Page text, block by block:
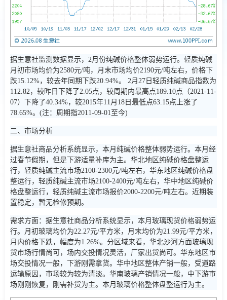
据生意社监测数据显示，2月份纯碱价格整体弱势运行。轻质纯碱
月初市场均价为2580元/吨，月末市场均价2190元/吨左右，价格下
跌15.12%，较去年同期下跌20.94%。 2月27日轻质纯碱商品指数为
112.82，较昨日下降了2.05点，较周期内最高点189.10点（2021-11-
07）下降了40.34%，较2015年11月18日最低点63.15点上涨了
78.65%。(注：周期指2011-09-01至今)
二、市场分析
据生意社商品分析系统显示，本月纯碱价格整体弱势运行。本月经
过春节假期，但是下游适量补库为主。华北地区纯碱价格盘整运
行，轻质纯碱主流市场2100-2300元/吨左右，华东地区纯碱价格盘
整运行，轻质纯碱主流市场2100-2400元/吨左右，华中地区纯碱价
格盘整运行，轻质纯碱主流市场报价2000-2200元/吨左右。近期装
置稳定，暂无检修预期。
需求方面：据生意社商品分析系统显示，本月玻璃现货价格弱势运
行。月初玻璃均价为22.27元/平方米，月末均价为21.99元/平方米，
月内价格下跌，幅度为1.26%。分区域来看，华北沙河方面玻璃现
货市场行情尚可，场内交投情况灵活，厂家出货尚可。华东地区市
场交投情况一般，下游刚需拿货。华中地区整体产销一般，受道路
运输原因，市场较为较为清淡。华南玻璃产销情况一般，中下游市
场刚刚恢复，刚需补货为主。本月玻璃价格整体盘整运行为主。